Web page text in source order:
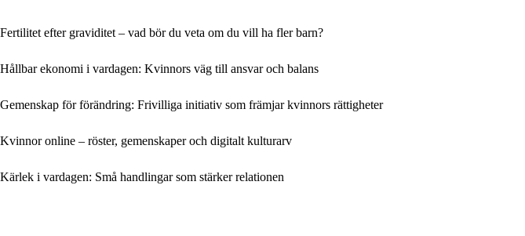
Fertilitet efter graviditet – vad bör du veta om du vill ha fler barn?
Hållbar ekonomi i vardagen: Kvinnors väg till ansvar och balans
Gemenskap för förändring: Frivilliga initiativ som främjar kvinnors rättigheter
Kvinnor online – röster, gemenskaper och digitalt kulturarv
Kärlek i vardagen: Små handlingar som stärker relationen